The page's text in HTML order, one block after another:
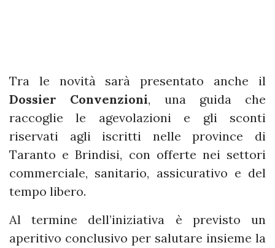
Tra le novità sarà presentato anche il
Dossier Convenzioni, una guida che
raccoglie le agevolazioni e gli sconti
riservati agli iscritti nelle province di
Taranto e Brindisi, con offerte nei settori
commerciale, sanitario, assicurativo e del
tempo libero.
Al termine dell’iniziativa è previsto un
aperitivo conclusivo per salutare insieme la